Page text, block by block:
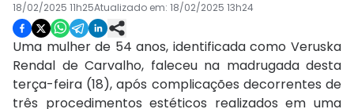
18/02/2025 11h25Atualizado em: 18/02/2025 13h24
Uma mulher de 54 anos, identificada como Veruska
Rendal de Carvalho, faleceu na madrugada desta
terça-feira (18), após complicações decorrentes de
três procedimentos estéticos realizados em uma